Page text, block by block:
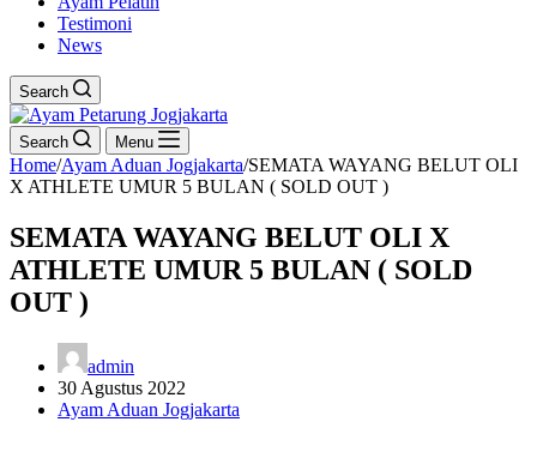
Testimoni
News
Search
Search Menu
Home/Ayam Aduan Jogjakarta/SEMATA WAYANG BELUT OLI
X ATHLETE UMUR 5 BULAN ( SOLD OUT )
SEMATA WAYANG BELUT OLI X
ATHLETE UMUR 5 BULAN ( SOLD
OUT )
admin
30 Agustus 2022
Ayam Aduan Jogjakarta